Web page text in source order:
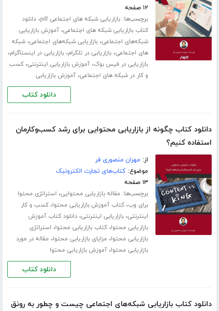
۱۲ صفحه
برچسب‌ها:بازاریابی شبکه های اجتماعی pdf ،دانلود
کتاب بازاریابی شبکه های اجتماعی،آموزش بازاریابی
شبکه‌های اجتماعی،بازاریابی شبکه‌های اجتماعی،شبکه
های اجتماعی،بازاریابی در تلگرام،بازاریابی در اینستاگرام،
بازاریابی در فیس بوک،آموزش بازاریابی اینترنتی،کسب
و کار در شبکه های اجتماعی،آموزش بازاریابی
دانلود کتاب
دانلود کتاب چگونه از بازاریابی محتوایی برای رشد کسب‌و‌کارمان
استفاده کنیم؟
از: مهران منصوری فر
موضوع:کتاب‌های تجارت الکترونیک
۱۳ صفحه
برچسب‌ها: مقاله بازاریابی محتوایی، استراتژی محتوا
برای وب،کتاب آموزش بازاریابی محتوا،کسب و کار
اینترنتی،بازاریابی اینترنتی،دانلود کتاب آموزش
بازاریابی محتوا،کتاب بازاریابی محتوا، استراتژی
بازاریابی محتوا، مزایای بازاریابی محتوا، مقاله در مورد
بازاریابی محتوا،آموزش بازاریابی محتوا
دانلود کتاب
دانلود کتاب بازاریابی شبکه‌های اجتماعی چیست و چطور به رونق